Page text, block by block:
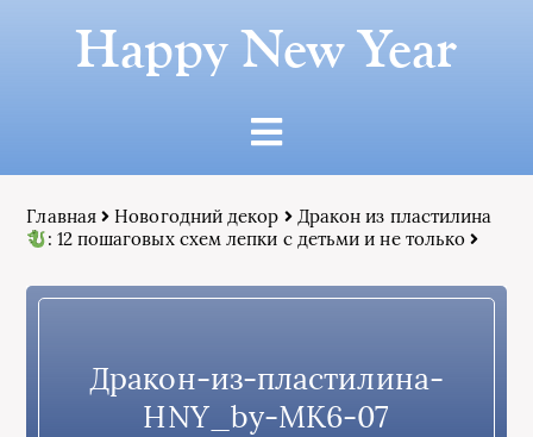
Happy New Year
Главная Новогодний декор
Дракон из пластилина
: 12 пошаговых схем лепки с детьми и не только
Дракон-из-пластилина-
HNY_by-МК6-07